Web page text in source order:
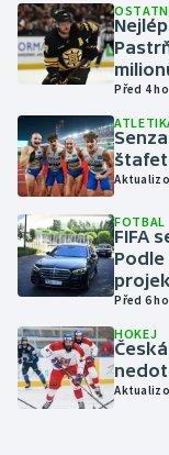
Krasobruslení
Lezení
Lyže a
Moderní pětiboj
Motorsport
Olympijské hry
Parasport
Plavání
Před 4
FOTBAL
FIFA
Podle
Před 6
HOKEJ